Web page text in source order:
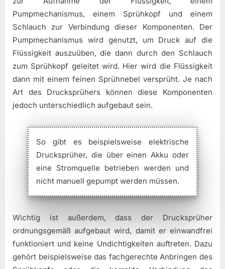
Pumpmechanismus, einem Sprühkopf und einem
Schlauch zur Verbindung dieser Komponenten. Der
Pumpmechanismus wird genutzt, um Druck auf die
Flüssigkeit auszuüben, die dann durch den Schlauch
zum Sprühkopf geleitet wird. Hier wird die Flüssigkeit
dann mit einem feinen Sprühnebel versprüht. Je nach
Art des Drucksprühers können diese Komponenten
jedoch unterschiedlich aufgebaut sein.
So gibt es beispielsweise elektrische
Drucksprüher, die über einen Akku oder
eine Stromquelle betrieben werden und
nicht manuell gepumpt werden müssen.
Wichtig ist außerdem, dass der Drucksprüher
ordnungsgemäß aufgebaut wird, damit er einwandfrei
funktioniert und keine Undichtigkeiten auftreten. Dazu
gehört beispielsweise das fachgerechte Anbringen des